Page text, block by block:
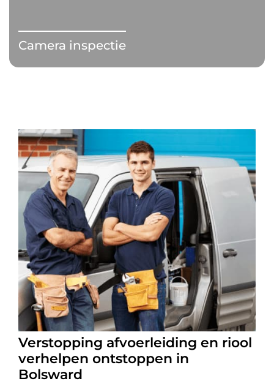
Camera inspectie
Verstopping afvoerleiding en riool
verhelpen ontstoppen in
Bolsward